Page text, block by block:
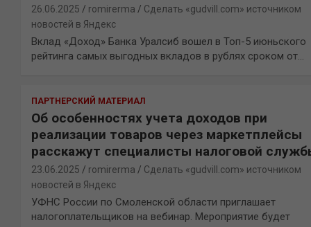
26.06.2025 romirerma
Сделать «gudvill.com» источником
новостей в Яндекс
Вклад «Доход» Банка Уралсиб вошел в Топ-5 июньского
рейтинга самых выгодных вкладов в рублях сроком от…
ПАРТНЕРСКИЙ МАТЕРИАЛ
Об особенностях учета доходов при
реализации товаров через маркетплейсы
расскажут специалисты налоговой
23.06.2025 romirerma
Сделать «gudvill.com» источником
новостей в Яндекс
УФНС России по Смоленской области приглашает
налогоплательщиков на вебинар. Мероприятие будет